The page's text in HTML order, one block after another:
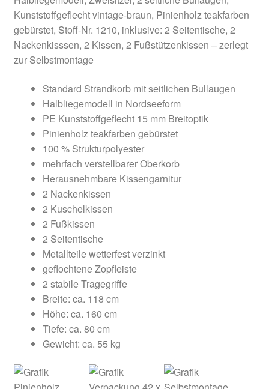
Kunststoffgeflecht vintage-braun, Pinienholz teakfarben
gebürstet, Stoff-Nr. 1210, inklusive: 2 Seitentische, 2
Nackenkisssen, 2 Kissen, 2 Fußstützenkissen – zerlegt
zur Selbstmontage
Standard Strandkorb mit seitlichen Bullaugen
Halbliegemodell in Nordseeform
PE Kunststoffgeflecht 15 mm Breitoptik
Pinienholz teakfarben gebürstet
100 % Strukturpolyester
mehrfach verstellbarer Oberkorb
Herausnehmbare Kissengarnitur
2 Nackenkissen
2 Kuschelkissen
2 Fußkissen
2 Seitentische
Metallteile wetterfest verzinkt
geflochtene Zopfleiste
2 stabile Tragegriffe
Breite: ca. 118 cm
Höhe: ca. 160 cm
Tiefe: ca. 80 cm
Gewicht: ca. 55 kg